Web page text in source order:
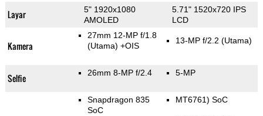
Layar
5" 1920x1080
AMOLED
5.71" 1520x720 IPS
LCD
Kamera
27mm 12-MP f/1.8
(Utama) +OIS
13-MP f/2.2 (Utama)
Selfie 26mm 8-MP f/2.4 5-MP
Snapdragon 835
SoC
MT6761) SoC